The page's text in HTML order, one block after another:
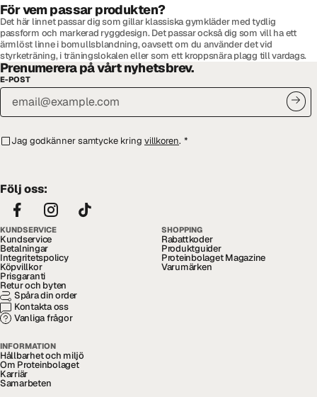
För vem passar produkten?
Det här linnet passar dig som gillar klassiska gymkläder med tydlig
passform och markerad ryggdesign. Det passar också dig som vill ha ett
ärmlöst linne i bomullsblandning, oavsett om du använder det vid
styrketräning, i träningslokalen eller som ett kroppsnära plagg till vardags.
Prenumerera på vårt nyhetsbrev.
E-POST
Jag godkänner samtycke kring villkoren. *
Följ oss:
KUNDSERVICE
Kundservice
Betalningar
Integritetspolicy
Köpvillkor
Prisgaranti
Retur och byten
Spåra din order
Kontakta oss
Vanliga frågor
SHOPPING
Rabattkoder
Produktguider
Proteinbolaget Magazine
Varumärken
INFORMATION
Hållbarhet och miljö
Om Proteinbolaget
Karriär
Samarbeten